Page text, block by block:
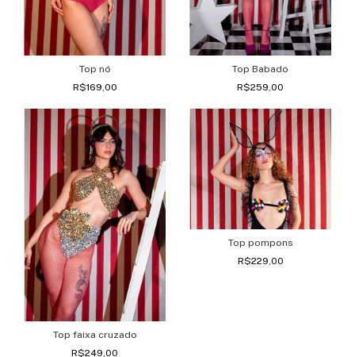
Top nó
R$169,00
Top Babado
R$259,00
Top faixa cruzado
R$249,00
Top pompons
R$229,00